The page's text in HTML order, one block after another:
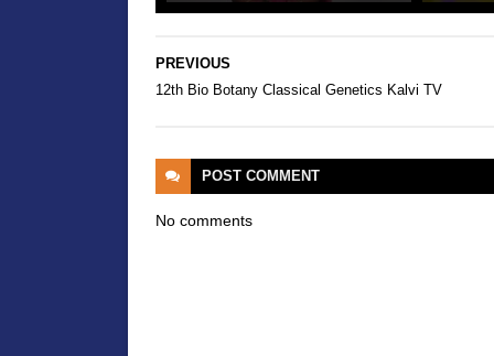
PREVIOUS
12th Bio Botany Classical Genetics Kalvi TV
POST COMMENT
No comments